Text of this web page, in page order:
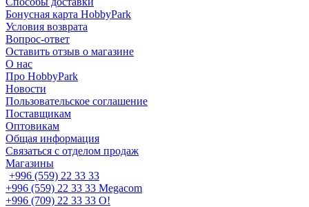
Бонусная карта HobbyPark
Условия возврата
Вопрос-ответ
Оставить отзыв о магазине
О нас
Про HobbyPark
Новости
Пользовательское соглашение
Поставщикам
Оптовикам
Общая информация
Связаться с отделом продаж
Магазины
+996 (559) 22 33 33
+996 (559) 22 33 33 Megacom
+996 (709) 22 33 33 O!